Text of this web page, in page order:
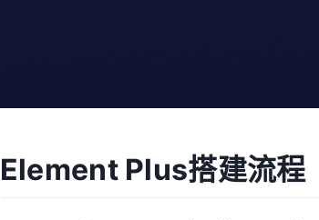
Element Plus搭建流程